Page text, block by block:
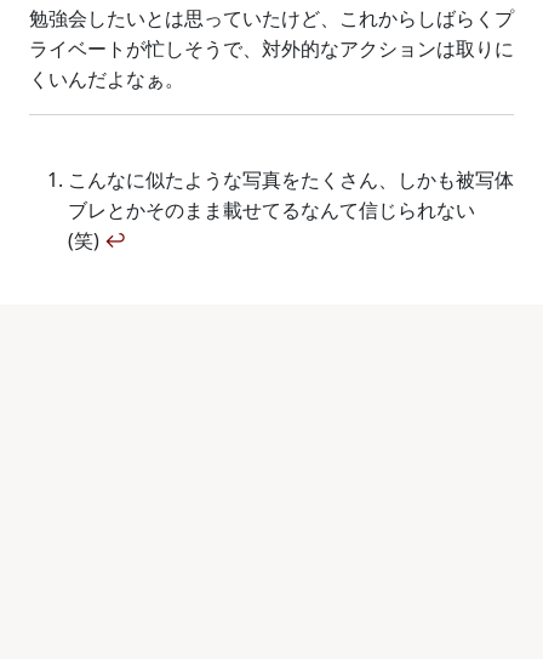
勉強会したいとは思っていたけど、これからしばらくプ
ライベートが忙しそうで、対外的なアクションは取りに
くいんだよなぁ。
こんなに似たような写真をたくさん、しかも被写体
ブレとかそのまま載せてるなんて信じられない
(笑) ↩